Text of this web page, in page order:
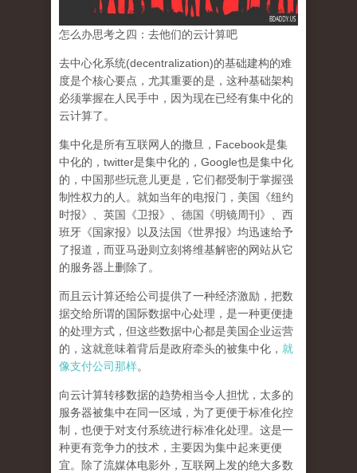
怎么办思考之四：去他们的云计算吧
去中心化系统(decentralization)的基础建构的难
度是个核心要点， 尤其重要的是，这种基础架构
必须掌握在人民手中， 因为现在已经有集中化的
云计算了。
集中化是所有互联网人的撒旦 ，Facebook是集
中化的，twitter是集中化的，Google也是集中化
的，中国那些玩意儿更是，它们都受制于掌握强
制性权力的人。就如当年的电报门，美国《纽约
时报》、英国《卫报》、德国《明镜周刊》、西
班牙《国家报》以及法国《世界报》均迅速给予
了报道，而亚马逊则立刻将维基解密的网站从它
的服务器上删除了。
而且云计算还给公司提供了一种经济激励，把数
据交给所谓的国际数据中心处理，是一种更便捷
的处理方式，但这些数据中心都是美国企业运营
的，这就意味着背后是政府牵头的被集中化， 就
像支付公司那样。
向云计算转移数据的趋势相当令人担忧，太多的
服务器被集中在同一区域，为了更便于标准化控
制，也便于对支付系统进行标准化处理。这是一
种更有竞争力的技术，主要因为集中起来更便
宜。除了流媒体电影外，互联网上发的绝大多数